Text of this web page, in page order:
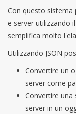
Con questo
e server utilizzando
semplifica molto
Utilizzando JSON
Convertire un
server come
Convertire una
server in un